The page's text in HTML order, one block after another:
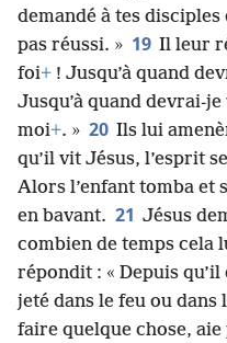
demandé à tes disciples
pas réussi. » 19 Il leur
foi+ ! Jusqu’à quand
Jusqu’à quand devrai-
moi+. » 20 Ils lui
qu’il vit Jésus, l’esprit
Alors l’enfant tomba et
en bavant. 21 Jésus
combien de temps cela
répondit : « Depuis qu’il
jeté dans le feu ou dans
faire quelque chose,